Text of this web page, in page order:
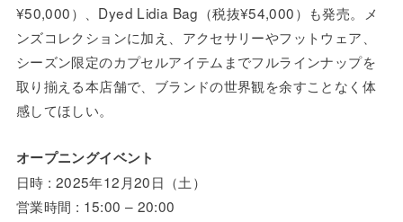
¥50,000）、Dyed Lidia Bag（税抜¥54,000）も発売。メ
ンズコレクションに加え、アクセサリーやフットウェア、
シーズン限定のカプセルアイテムまでフルラインナップを
取り揃える本店舗で、ブランドの世界観を余すことなく体
感してほしい。
オープニングイベント
日時 : 2025年12月20日（土）
営業時間 : 15:00 – 20:00